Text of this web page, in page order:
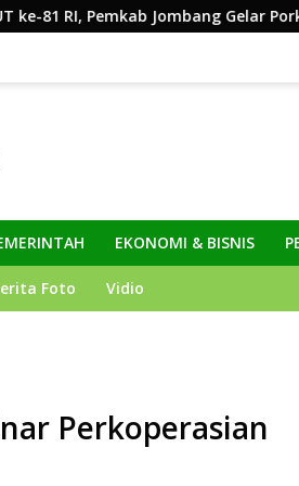
Gelar Porkab 2026 KPK
EKONOMI & BISNIS
Foto Vidio
Perkoperasian